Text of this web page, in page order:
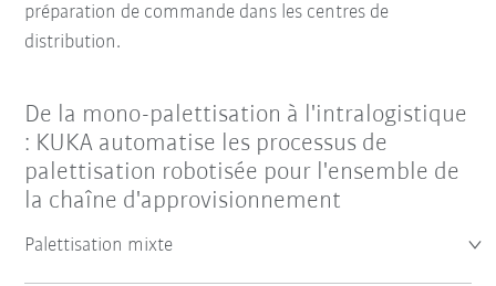
préparation de commande dans les centres de
distribution.
De la mono-palettisation à l'intralogistique
: KUKA automatise les processus de
palettisation robotisée pour l'ensemble de
la chaîne d'approvisionnement
Palettisation mixte